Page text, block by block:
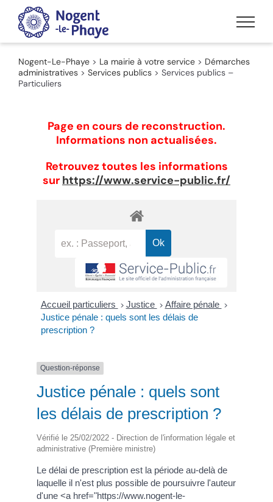
Passer
contenu
Nogent-Le-Phaye > La mairie à votre service > Démarches
administratives > Services publics > Services publics –
Particuliers
Page en cours de reconstruction.
Informations non actualisées.
Retrouvez toutes les informations
sur https://www.service-public.fr/
Accueil particuliers > Justice > Affaire pénale >
Justice pénale : quels sont les délais de
prescription ?
Question-réponse
Justice pénale : quels sont
les délais de prescription ?
Vérifié le 25/02/2022 - Direction de l'information légale et
administrative (Première ministre)
Le délai de prescription est la période au-delà de
laquelle il n'est plus possible de poursuivre l'auteur
d'une <a href="https://www.nogent-le-